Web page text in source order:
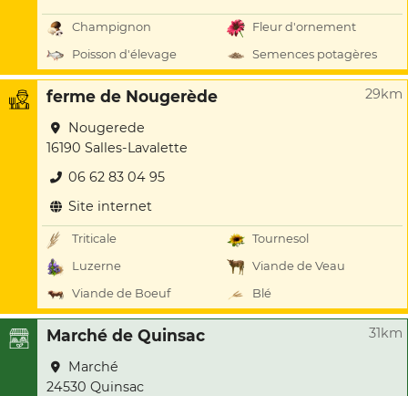
Champignon
Fleur d'ornement
Poisson d'élevage
Semences potagères
ferme de Nougerède 29km
Nougerede
16190 Salles-Lavalette
06 62 83 04 95
Site internet
Triticale
Tournesol
Luzerne
Viande de Veau
Viande de Boeuf
Blé
Marché de Quinsac 31km
Marché
24530 Quinsac